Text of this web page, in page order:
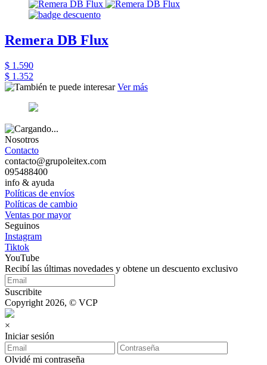
Remera DB Flux
$ 1.590
$ 1.352
Ver más
Nosotros
Contacto
contacto@grupoleitex.com
095488400
info & ayuda
Políticas de envíos
Políticas de cambio
Ventas por mayor
Seguinos
Instagram
Tiktok
YouTube
Recibí las últimas novedades y obtene un descuento exclusivo
Suscribite
Copyright 2026, © VCP
×
Iniciar sesión
Olvidé mi contraseña